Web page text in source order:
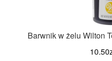
Barwnik w żelu Wilton
10.50